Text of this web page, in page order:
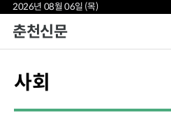
2026년 08월 06일 (목)
춘천신문
사회